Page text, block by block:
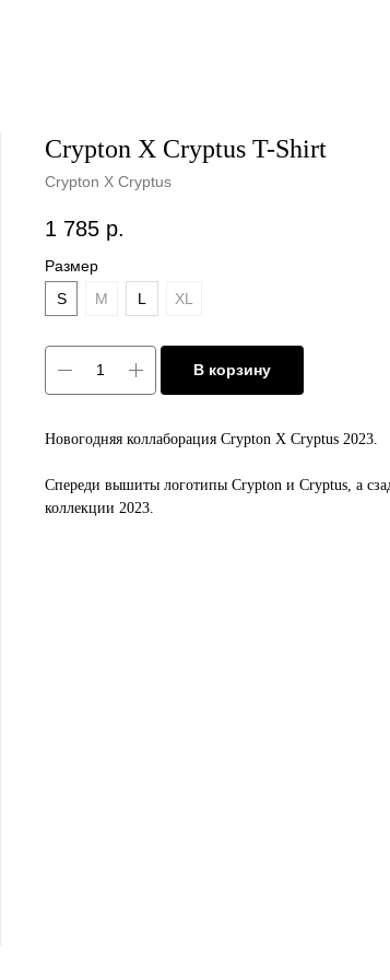
Crypton X Cryptus T-Shirt
Crypton X Cryptus
1 785 р.
Размер
S
M L XL
В корзину
Новогодняя коллаборация Crypton X Cryptus 2023.
Спереди вышиты логотипы Crypton и Cryptus, а
коллекции 2023.